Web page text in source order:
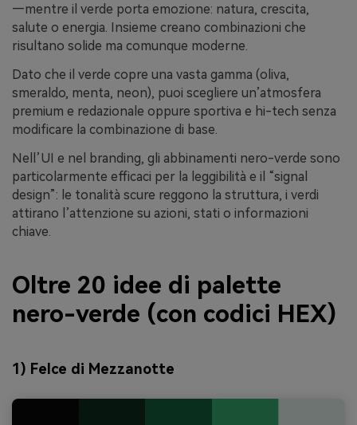
—mentre il verde porta emozione: natura, crescita,
salute o energia. Insieme creano combinazioni che
risultano solide ma comunque moderne.
Dato che il verde copre una vasta gamma (oliva,
smeraldo, menta, neon), puoi scegliere un’atmosfera
premium e redazionale oppure sportiva e hi-tech senza
modificare la combinazione di base.
Nell’UI e nel branding, gli abbinamenti nero-verde sono
particolarmente efficaci per la leggibilità e il “signal
design”: le tonalità scure reggono la struttura, i verdi
attirano l’attenzione su azioni, stati o informazioni
chiave.
Oltre 20 idee di palette
nero-verde (con codici HEX)
1) Felce di Mezzanotte